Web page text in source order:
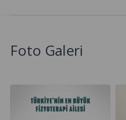
Foto Galeri